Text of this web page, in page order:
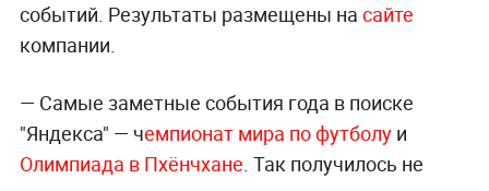
событий. Результаты размещены на сайте
компании.
— Самые заметные события года в поиске
"Яндекса" — чемпионат мира по футболуи
Олимпиада в Пхёнчхане. Так получилось не